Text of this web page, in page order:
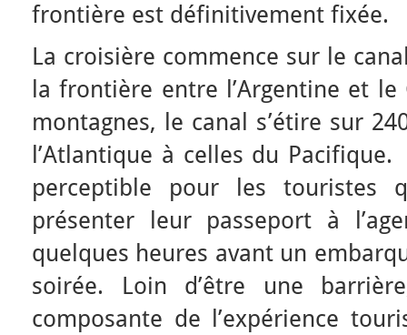
frontière est définitivement fixée.
La croisière commence sur le
la frontière entre l’Argentine et
montagnes, le canal s’étire sur
l’Atlantique à celles du
perceptible pour les touristes
présenter leur passeport à
quelques heures avant un
soirée. Loin d’être une
composante de l’expérience